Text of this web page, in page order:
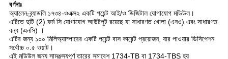
বর্ণনাঃ
অ্যালেন-ব্র্যাডলি ১৭৩৪-ওএক্স২ একটি পয়েন্ট আই/ও ডিজিটাল যোগাযোগ মডিউল।
এটিতে দুটি (2) ফর্ম সি যোগাযোগ আউটপুট রয়েছে যা সাধারণত খোলা (এনও) এবং সাধারণত
বন্ধ (এনসি) ।
এটির জন্য ১০০ মিলিঅ্যাম্পারের একটি পয়েন্ট বাস কারেন্ট প্রয়োজন, যার পাওয়ার ডিসিপেশন
সর্বোচ্চ ০.৫ ওয়াট।
এই মডিউল জন্য সামঞ্জস্যপূর্ণ তারের সমাবেশ 1734-TB বা 1734-TBS হয়